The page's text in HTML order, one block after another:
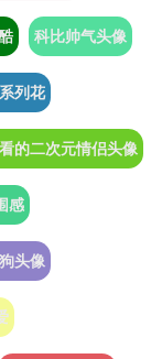
科比帅气头像
列花
的二次元情侣头像
感
头像